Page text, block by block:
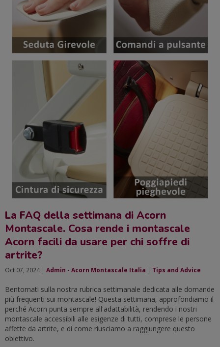
La FAQ della settimana di Acorn
Montascale. Cosa rende i montascale
Acorn facili da usare per chi soffre di
artrite?
Oct 07, 2024 | Admin - Acorn Montascale Italia | Tips and Advice
Bentornati sulla nostra rubrica settimanale dedicata alle domande
più frequenti sui montascale! Questa settimana, approfondiamo il
perché Acorn punta sempre all'adattabilità, rendendo i nostri
montascale accessibili alle esigenze di tutti, comprese le persone
affette da artrite, e di come riusciamo a raggiungere questo
obiettivo.